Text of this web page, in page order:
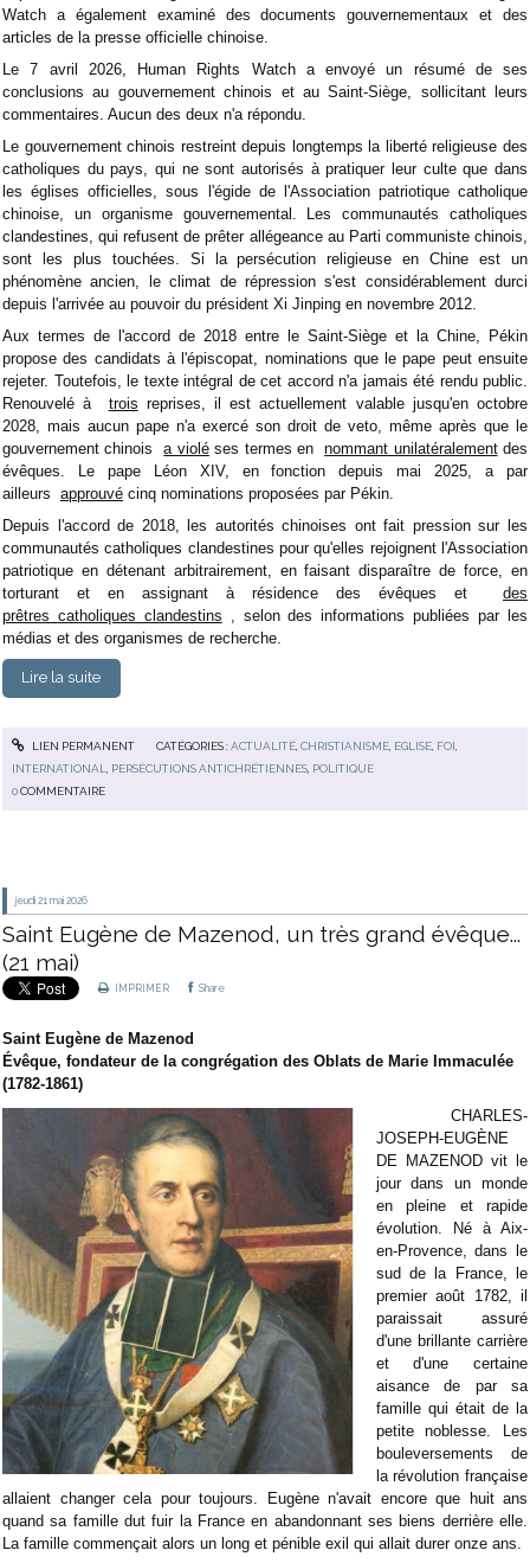
Watch a également examiné des documents gouvernementaux et des
articles de la presse officielle chinoise.
Le 7 avril 2026, Human Rights Watch a envoyé un résumé de ses
conclusions au gouvernement chinois et au Saint-Siège, sollicitant leurs
commentaires. Aucun des deux n'a répondu.
Le gouvernement chinois restreint depuis longtemps la liberté religieuse des
catholiques du pays, qui ne sont autorisés à pratiquer leur culte que dans
les églises officielles, sous l'égide de l'Association patriotique catholique
chinoise, un organisme gouvernemental. Les communautés catholiques
clandestines, qui refusent de prêter allégeance au Parti communiste chinois,
sont les plus touchées. Si la persécution religieuse en Chine est un
phénomène ancien, le climat de répression s'est considérablement durci
depuis l'arrivée au pouvoir du président Xi Jinping en novembre 2012.
Aux termes de l'accord de 2018 entre le Saint-Siège et la Chine, Pékin
propose des candidats à l'épiscopat, nominations que le pape peut ensuite
rejeter. Toutefois, le texte intégral de cet accord n'a jamais été rendu public.
Renouvelé à trois reprises, il est actuellement valable jusqu'en octobre
2028, mais aucun pape n'a exercé son droit de veto, même après que le
gouvernement chinoisa violéses termes ennommant unilatéralementdes
évêques. Le pape Léon XIV, en fonction depuis mai 2025, a par
ailleurs approuvé cinq nominations proposées par Pékin.
Depuis l'accord de 2018, les autorités chinoises ont fait pression sur les
communautés catholiques clandestines pour qu'elles rejoignent l'Association
patriotique en détenant arbitrairement, en faisant disparaître de force, en
torturant et en assignant à résidence des évêques et des
prêtres catholiques clandestins , selon des informations publiées par les
médias et des organismes de recherche.
Lire la suite
LIEN PERMANENT CATÉGORIES :ACTUALITÉ, CHRISTIANISME, EGLISE, FOI,
INTERNATIONAL
PERSÉCUTIONS ANTICHRÉTIENNES POLITIQUE
0COMMENTAIRE
jeudi 21 mai 2026
Saint Eugène de Mazenod, un très grand évêque...
(21 mai)
IMPRIMER Share
Saint Eugène de Mazenod
Évêque, fondateur de la congrégation des Oblats de Marie Immaculée
(1782-1861)
CHARLES-
JOSEPH-EUGÈNE
DE MAZENOD vit le
jour dans un monde
en pleine et rapide
évolution. Né à Aix-
en-Provence, dans le
sud de la France, le
premier août 1782, il
paraissait assuré
d'une brillante carrière
et d'une certaine
aisance de par sa
famille qui était de la
petite noblesse. Les
bouleversements de
la révolution française
allaient changer cela pour toujours. Eugène n'avait encore que huit ans
quand sa famille dut fuir la France en abandonnant ses biens derrière elle.
La famille commençait alors un long et pénible exil qui allait durer onze ans.